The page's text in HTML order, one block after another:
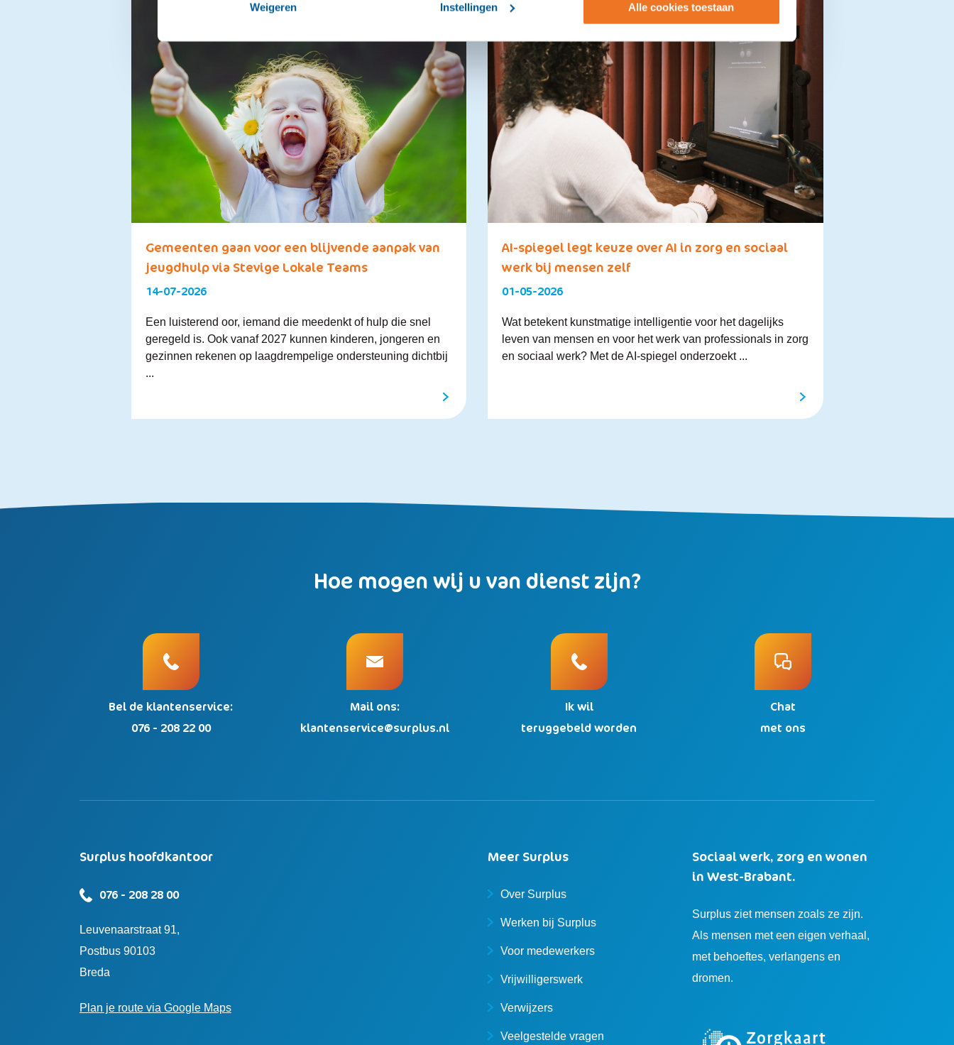
Weigeren Instellingen Alle cookies toestaan
Gemeenten gaan voor een blijvende aanpak van
jeugdhulp via Stevige Lokale Teams
14-07-2026
Een luisterend oor, iemand die meedenkt of hulp die snel
geregeld is. Ook vanaf 2027 kunnen kinderen, jongeren en
gezinnen rekenen op laagdrempelige ondersteuning dichtbij
...
AI-spiegel legt keuze over AI in zorg en sociaal
werk bij mensen zelf
01-05-2026
Wat betekent kunstmatige intelligentie voor het dagelijks
leven van mensen en voor het werk van professionals in zorg
en sociaal werk? Met de AI-spiegel onderzoekt ...
Hoe mogen wij u van dienst zijn?
Bel de klantenservice:
076 - 208 22 00
Mail ons:
klantenservice@surplus.nl
Ik wil
teruggebeld worden
Chat
met ons
Surplus hoofdkantoor
076 - 208 28 00
Leuvenaarstraat 91,
Postbus 90103
Breda
Plan je route via Google Maps
Meer Surplus
Over Surplus
Werken bij Surplus
Voor medewerkers
Vrijwilligerswerk
Verwijzers
Veelgestelde vragen
Sociaal werk, zorg en wonen
in West-Brabant.
Surplus ziet mensen zoals ze zijn.
Als mensen met een eigen verhaal,
met behoeftes, verlangens en
dromen.